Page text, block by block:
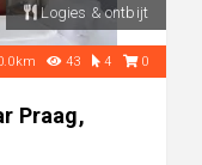
Logies & ontbijt
43 4 0
Praag,